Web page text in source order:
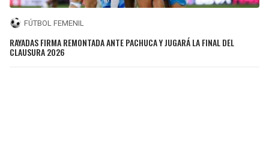
FÚTBOL FEMENIL
RAYADAS FIRMA REMONTADA ANTE PACHUCA Y JUGARÁ LA FINAL DEL
CLAUSURA 2026